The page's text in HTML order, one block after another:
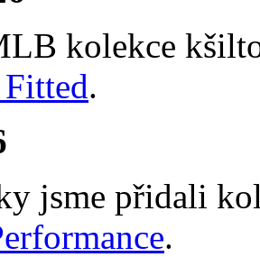
kolekce
.
jsme přidali
.